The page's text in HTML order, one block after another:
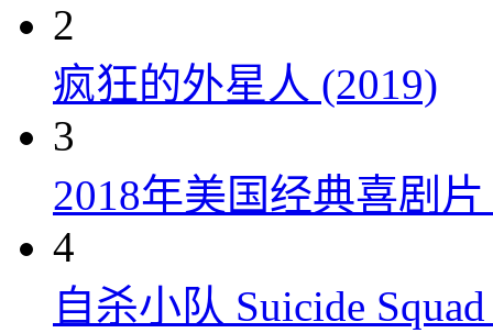
2
疯狂的外星人 (2019)
3
2018年美国经典喜剧
4
自杀小队 Suicide